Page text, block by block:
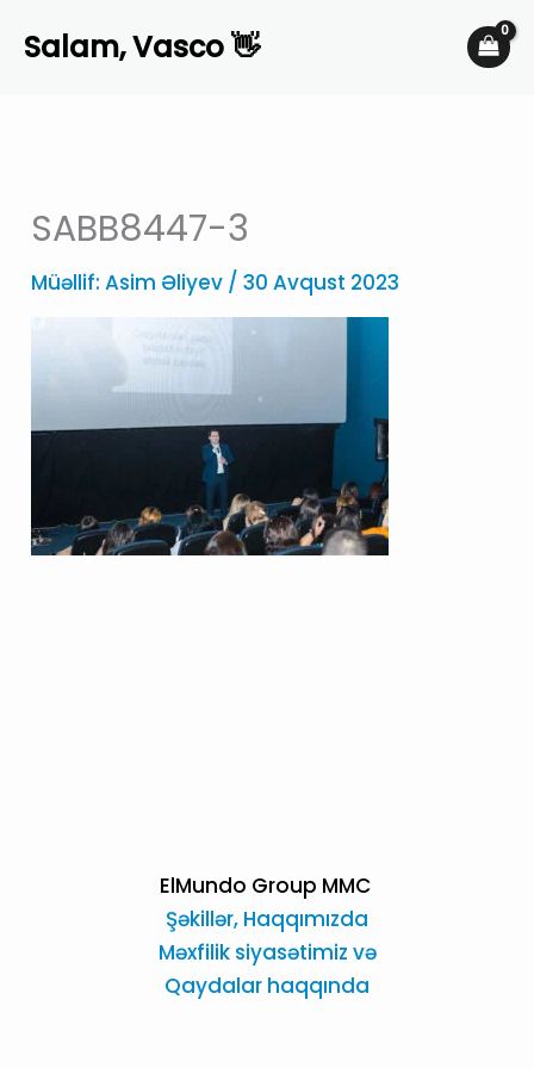
Salam, Vasco 👋
SABB8447-3
Müəllif:Asim Əliyev /30 Avqust 2023
ElMundo Group MMC
Şəkillər, Haqqımızda
Məxfilik siyasətimiz və
Qaydalar haqqında